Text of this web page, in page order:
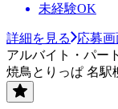
未経験OK
詳細を見る
応募
アルバイト・パート
焼鳥とりっぱ 名駅